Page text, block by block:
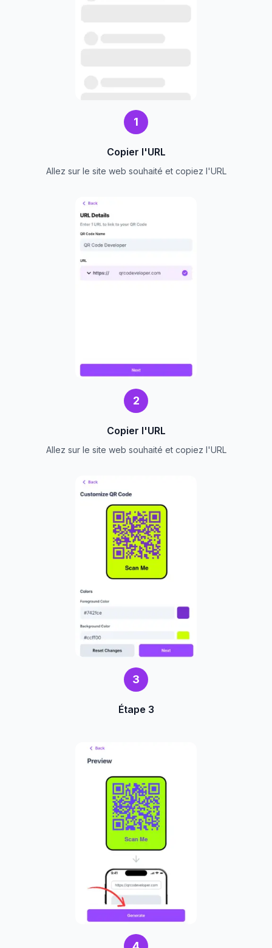
1
Copier l'URL
Allez sur le site web souhaité et copiez l'URL
2
Copier l'URL
Allez sur le site web souhaité et copiez l'URL
3
Étape 3